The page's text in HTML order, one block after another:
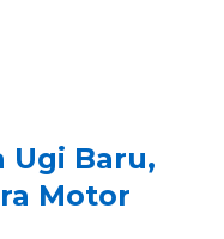
Ugi Baru,
Motor